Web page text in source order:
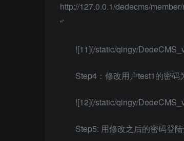
http://127.0.0.1/dedecms/
“`
![11](/static/qingy/
Step4：修改用户test1的密码
![12](/static/qingy/
Step5: 用修改之后的密码登